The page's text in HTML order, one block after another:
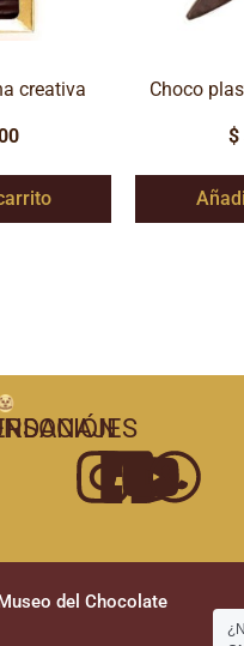
creativa Choco
$
Museo del Chocolate